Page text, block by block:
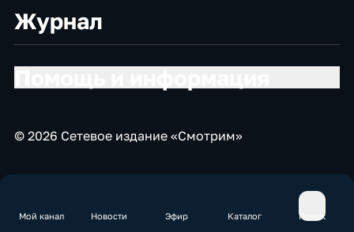
Мой канал Новости Эфир Каталог Поиск
Журнал
© 2026 Сетевое издание «Смотрим»